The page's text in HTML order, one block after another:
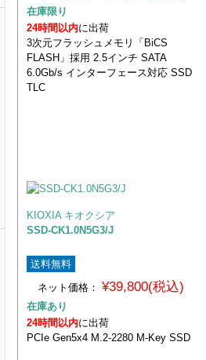
在庫限り
24時間以内に出荷
3次元フラッシュメモリ「BiCS
FLASH」採用 2.5インチ SATA
6.0Gb/s インターフェース対応 SSD
TLC
KIOXIA キオクシア
SSD-CK1.0N5G3/J
送料無料
ネット価格：
¥39,800(税込)
在庫あり
24時間以内に出荷
PCIe Gen5x4 M.2-2280 M-Key SSD